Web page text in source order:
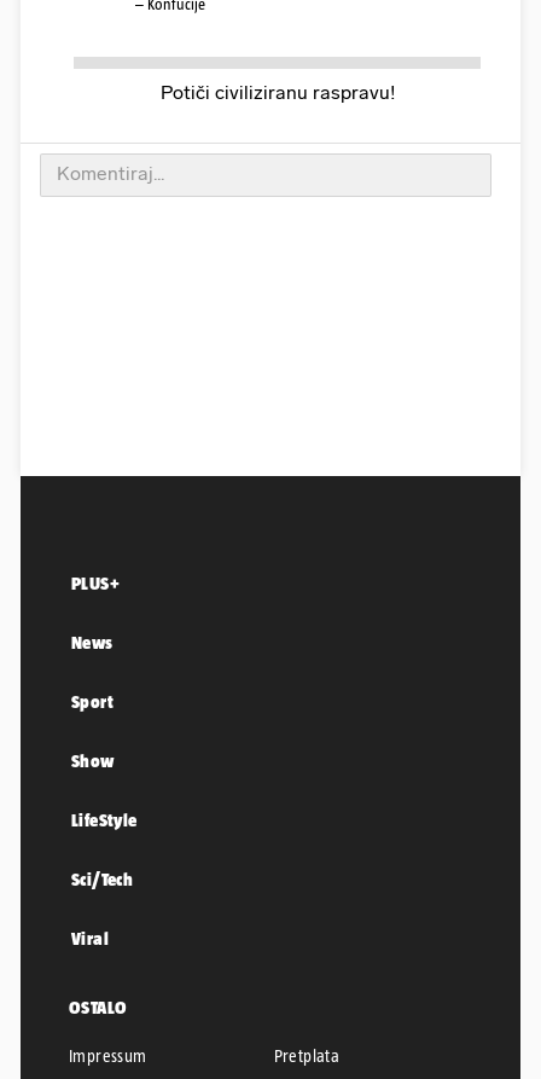
– Konfucije
Potiči civiliziranu raspravu!
PLUS+
News
Sport
Show
LifeStyle
Sci/Tech
Viral
OSTALO
Impressum Pretplata